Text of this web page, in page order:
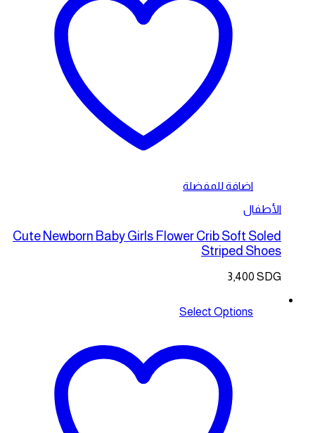
اضافة للمفضلة
الأطفال
Cute Newborn Baby Girls Flower Crib Soft Soled
Striped Shoes
3,400 SDG
Select Options